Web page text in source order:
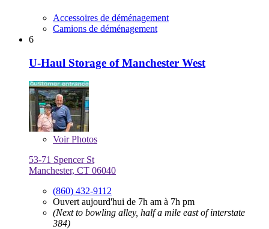
Accessoires de déménagement
Camions de déménagement
6
U-Haul Storage of Manchester West
VoirPhotos
53-71 Spencer St
Manchester, CT 06040
(860) 432-9112
Ouvert aujourd'hui de 7h am à 7h pm
(Next to bowling alley, half a mile east of interstate
384)